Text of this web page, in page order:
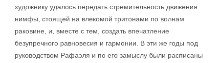
художнику удалось передать стремительность движения
нимфы, стоящей на влекомой тритонами по волнам
раковине, и, вместе с тем, создать впечатление
безупречного равновесия и гармонии. В эти же годы под
руководством Рафаэля и по его замыслу были расписаны